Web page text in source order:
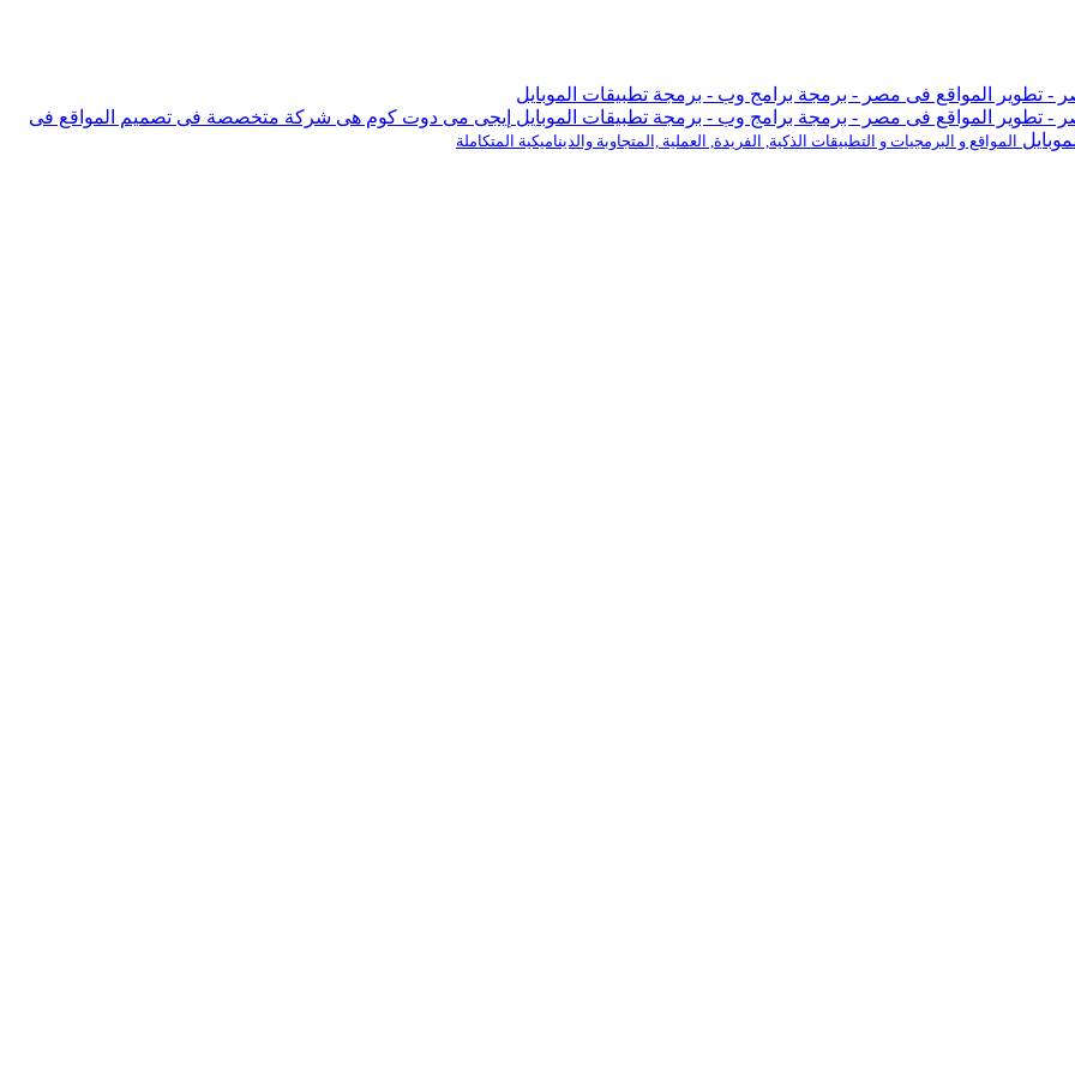
إيجى مى دوت كوم هى شركة متخصصة فى تصميم المواقع فى
المواقع و البرمجيات و التطبيقات الذكية, الفريدة, العملية ,المتجاوبة والديناميكية المتكاملة